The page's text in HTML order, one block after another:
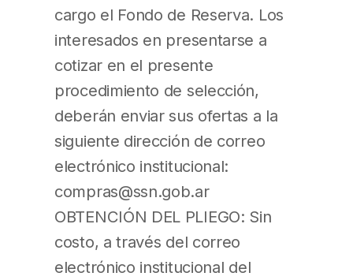
cargo el Fondo de Reserva. Los
interesados en presentarse a
cotizar en el presente
procedimiento de selección,
deberán enviar sus ofertas a la
siguiente dirección de correo
electrónico institucional:
compras@ssn.gob.ar
OBTENCIÓN DEL PLIEGO: Sin
costo, a través del correo
electrónico institucional del